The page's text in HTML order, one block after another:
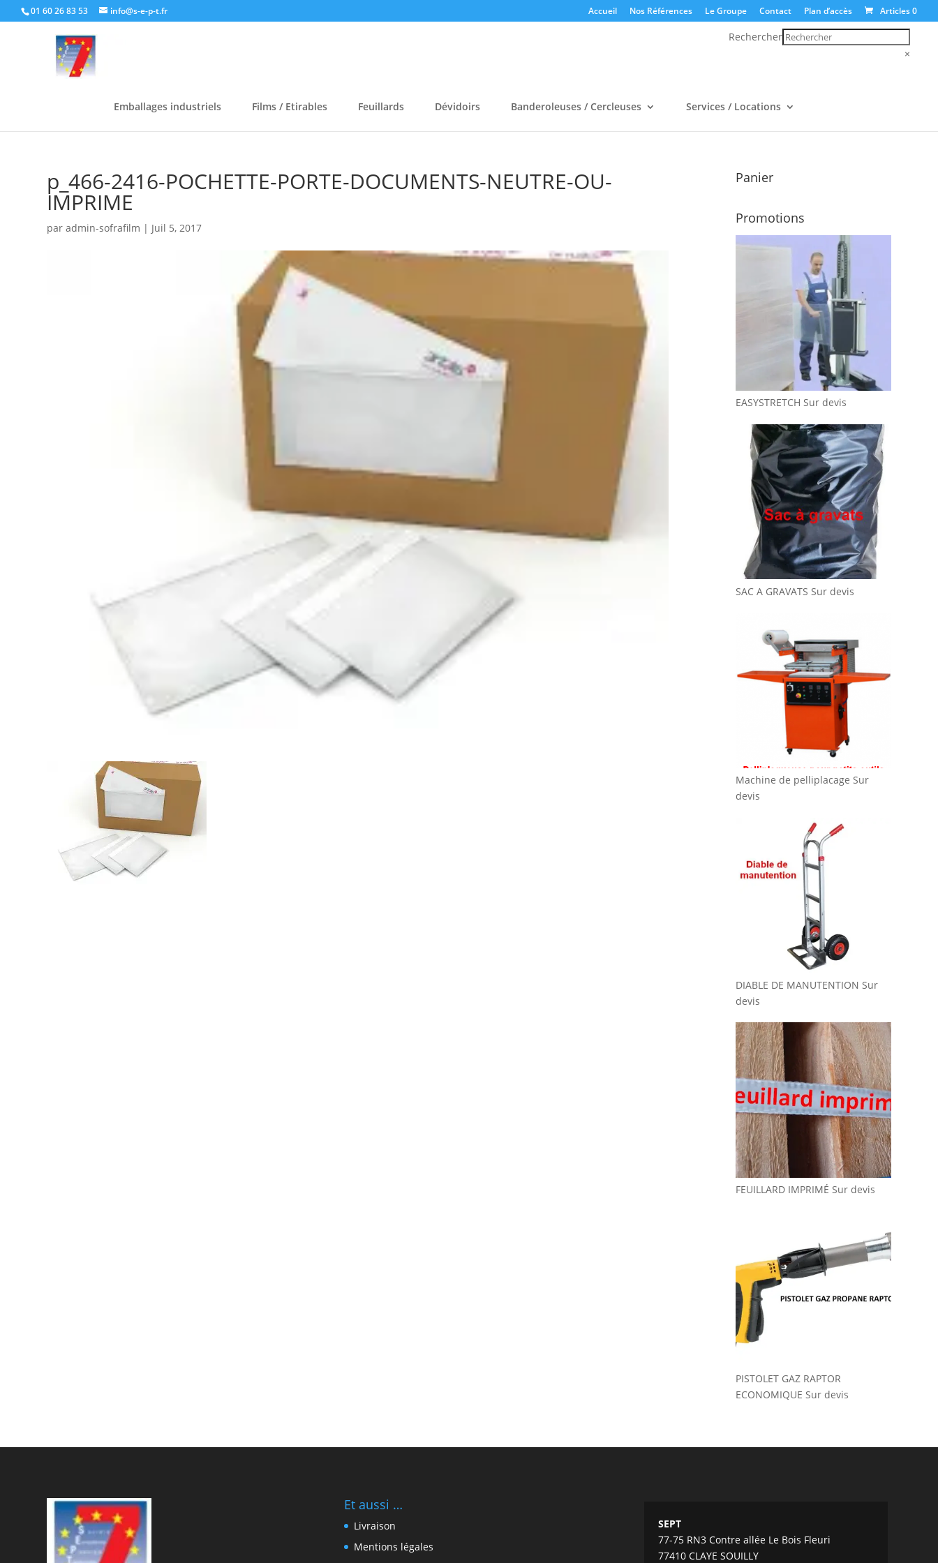
01 60 26 83 53 info@s-e-p-t.fr Accueil Nos Références Le Groupe Contact Plan d’accès Articles 0
Rechercher
×
Emballages industriels Films / Etirables Feuillards Dévidoirs Banderoleuses / Cercleuses Services / Locations
p_466-2416-POCHETTE-PORTE-DOCUMENTS-NEUTRE-OU-
IMPRIME
paradmin-sofrafilm | Juil 5, 2017
Panier
Promotions
EASYSTRETCH Sur devis
SAC A GRAVATS Sur devis
Machine de pelliplacage Sur
devis
DIABLE DE MANUTENTION Sur
devis
FEUILLARD IMPRIMÉ Sur devis
PISTOLET GAZ RAPTOR
ECONOMIQUE Sur devis
Et aussi …
Livraison
Mentions légales
SEPT
77-75 RN3 Contre allée Le Bois Fleuri
77410 CLAYE SOUILLY